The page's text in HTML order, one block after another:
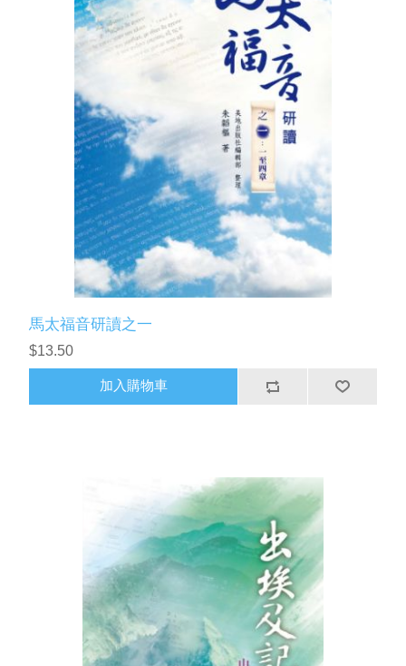
馬太福音研讀之一
$13.50
加入購物車